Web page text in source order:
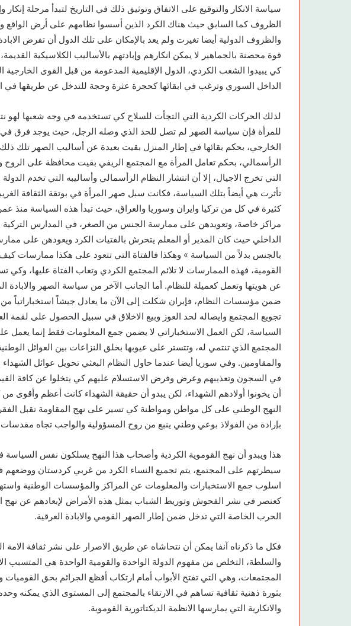
سياسة الانكار والتوقيع على الاتفاق وتوثيق ذلك في التاريخ لتبدأ مرحلة
الظروف كما السابق حيث هناك الكرد الذين أسسوا نظامهم على أرض
والظروف الدولية أيضا تغيرت ولم يعد بالإمكان على تلك الدول أن تفرض
قوة محصنة بالجماهير لا يمكن انكارهم وإبادتهم بالأساليب الكلاسيكية
كي يبيدوا الشعب الكردي، الدول الإقليمية المدعومة من قبل القوى الخارجية
الداخل السوري وترغب في ابقائها كحجرة عثرة وحجة للتدخل عن طريقها في
لذلك الحركات الكردية التي التجأت للسلاح كي تستخدمه في وجه شعبها لهو
للمرأة فإن سياسة الصهر لم تصل للحد الذي وصله الرجل، حيث يوجد فرق في
الخارجي، بحكم بقائها في إطار المنزل بقيت بعيدة عن أساليب الصهر تلك
الرأسمالي، بحكم تعامل المرأة مع المجتمع الريفي بقيت محافظة على الروح
التي تخرج الاجيال، إلا أن انتشار النظام الرأسمالي وأساليبه التي تخدم
تأثرت هي أيضاً بتلك السياسة، فكانت سبل صهر المرأة في بوتقة الثقافة
كثيرة في كل من تركيا وايران وسوريا والعراق، حيث تبدأ هذه السياسة منذ
مراكز خاصة، وتعويدهن على ممارسة الجنس من الصغر، في المدارس
الداخلي حيث كان المدير أو المعلم يتحرش بالفتيات الكرد ويعودهن على
بالجنس بدلاً من السياسة » وهكذا فالفتاة التي تتعود على هكذا ممارسات كيف
القومية، فهذه الممارسات لا تلائم المجتمع الكردي وتعاب الفتاة عليها، وكي
عن هويتها وتعمل كعميلة للنظام. أما الجانب الآخر من سياسة الصهر والابادة
ضمن مؤسسات النظام، فإيران شكلت إلى الآن ما يعادل جيشاً استخباراتياً
تجويع المجتمع وايصاله لحد العوز وبيع الاخلاق في سبيل الحصول على لقمة
السياسة، لكن العمل الاستخباراتي لا يضمن جمع المعلومات فقط إنما يعمل
المجتمع الذي تنتمي له، وتتستر على عيوبها بخلق النزاعات بين العوائل
والمقاومين. وفي سوريا أيضا عندما حاول النظام البعثي تحويل عوائل
في السجون وتعذيبهم وعرض وفرض الاستسلام عليهم كي يتخلوا عن كافة
أن يخونوا أولادهم الشهداء، لكن يبدو أن حقيقة الشهداء كانت أعظم
النهج الوطني على كل مواطن ومواطنة كي تسير على نهج المقاومة تقبل
بإرادة من الفولاذ بوعي وطني ينبع من روح المسؤولية والواجب تجاه مقدسات
هذا ويبدو أن نهج القوموية الكردية وأصحاب هذا النهج يسلكون نفس
سيطرتهم على المجتمع، يتم تجميع النساء الكرد من غربي كردستان ووضعهم
اسلوب جمع الاستخبارات والمعلومات عن المراكز والمؤسسات الوطنية
كعنصر في نشر الفحوش وتوريط الشباب بمثل هذه الأمراض لإبعادهم عن نهج
الحرب الخاصة التي تدخل ضمن إطار الصهر القومي والابادة العرقية.
فكل ما ذكرناه آنفا يمكن أن نتحاشاه عن طريق الاصرار على نشر ثقافة الامة
والسلطة، التخلص من مفهوم الدولة الواحدة والقومية الواحدة هي المتسبب
المجتمعات، وهي التي تفتح الأبواب أمام ارتكاب أفظع الجرائم بحق القوميات
بثورة ذهنية ثقافية تساهم في الارتقاء بالمجتمع إلى المستوى الذي يمكنه
والانكارية التي يمارسها الانظمة الديكتاتورية القوموية.